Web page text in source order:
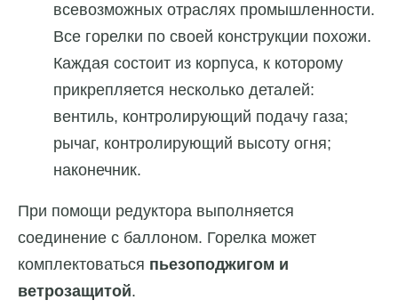
всевозможных отраслях промышленности.
Все горелки по своей конструкции похожи.
Каждая состоит из корпуса, к которому
прикрепляется несколько деталей:
вентиль, контролирующий подачу газа;
рычаг, контролирующий высоту огня;
наконечник.
При помощи редуктора выполняется
соединение с баллоном. Горелка может
комплектоваться пьезоподжигом и
ветрозащитой.